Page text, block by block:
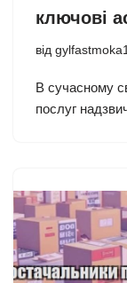
ключові
від
В сучасному
послуг